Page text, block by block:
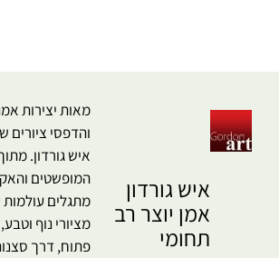
איש גורדון
אמן יוצר רב
תחומי
מאות יצירות
והדפסי ציורים
איש גורדון.
המופשטים
מתגלים
מציורי נוף
פתוח, דרך